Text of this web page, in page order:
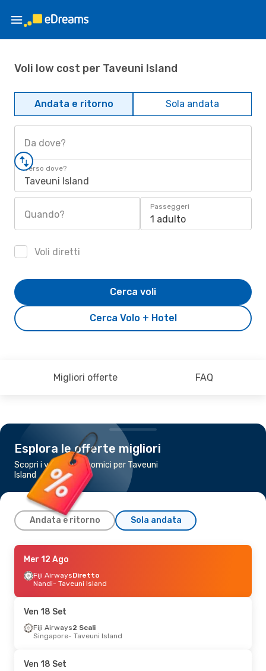
Voli low cost per Taveuni Island
Andata e ritorno Sola andata
Da dove?
Verso dove?
Taveuni Island
Quando?
Passeggeri
1 adulto
Voli diretti
Cerca Volo + Hotel
Cerca voli
Migliori offerte FAQ
Esplora le offerte migliori
Scopri i voli più economici per Taveuni
Island
Andata e ritorno Sola andata
Lun 17 Ago
Fiji AirwaysDiretto
Nandi- Taveuni Island
Taveuni Island- Nandi
Dom 13 Set- Gio 17 Set
Fiji Airways
Taveuni Island
Mer 12 Ago
Fiji AirwaysDiretto
Nandi- Taveuni Island
Ven 18 Set
Fiji Airways2 Scali
Singapore- Taveuni Island
Ven 18 Set